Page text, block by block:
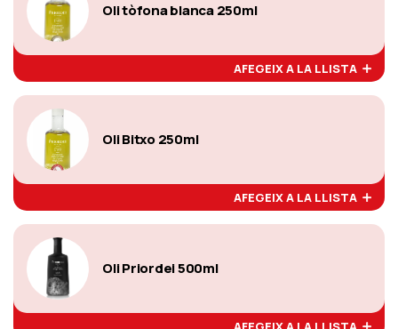
Oli tòfona blanca 250ml
AFEGEIX A LA LLISTA
Oli Bitxo 250ml
AFEGEIX A LA LLISTA
Oli Priordei 500ml